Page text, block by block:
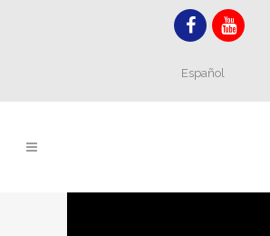
Español